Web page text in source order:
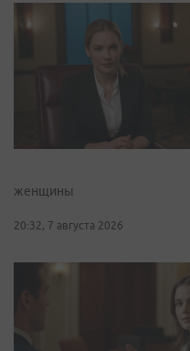
женщины
20:32, 7 августа 2026